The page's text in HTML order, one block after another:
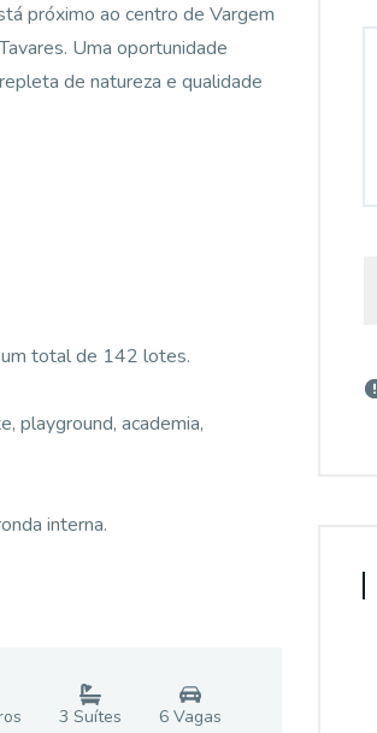
próximo ao centro de Vargem
Uma oportunidade
de natureza e qualidade
total de 142 lotes.
playground, academia,
interna.
s 3 Suítes 6Vagas